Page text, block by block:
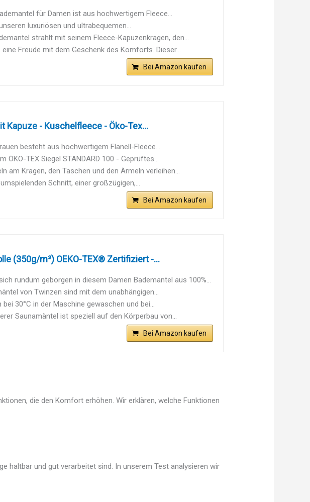
für Damen ist aus hochwertigem Fleece...
luxuriösen und ultrabequemen...
strahlt mit seinem Fleece-Kapuzenkragen, den...
eine Freude mit dem Geschenk des Komforts. Dieser...
Bei Amazon kaufen
Kapuze - Kuschelfleece - Öko-Tex...
besteht aus hochwertigem Flanell-Fleece....
ÖKO-TEX Siegel STANDARD 100 - Geprüftes...
am Kragen, den Taschen und den Ärmeln verleihen...
Schnitt, einer großzügigen,...
Bei Amazon kaufen
(350g/m²) OEKO-TEX® Zertifiziert -...
rundum geborgen in diesem Damen Bademantel aus 100%...
von Twinzen sind mit dem unabhängigen...
30°C in der Maschine gewaschen und bei...
Saunamäntel ist speziell auf den Körperbau von...
Bei Amazon kaufen
die den Komfort erhöhen. Wir erklären, welche Funktionen
haltbar und gut verarbeitet sind. In unserem Test analysieren wir